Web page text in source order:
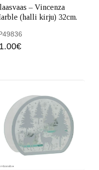
– Vincenza
(halli kirju) 32cm.
€